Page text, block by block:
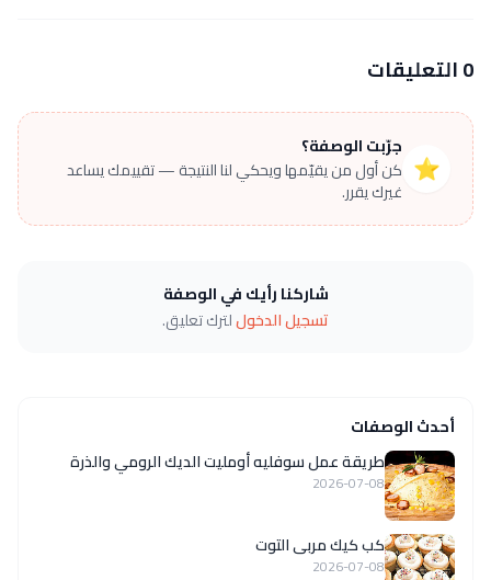
0 التعليقات
⭐
جرّبت الوصفة؟
كن أول من يقيّمها ويحكي لنا النتيجة — تقييمك يساعد
غيرك يقرر.
شاركنا رأيك في الوصفة
تسجيل الدخوللترك تعليق.
أحدث الوصفات
طريقة عمل سوفليه أومليت الديك الرومي والذرة
2026-07-08
كب كيك مربى التوت
2026-07-08